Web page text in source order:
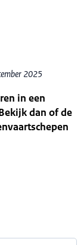
2025
in een
dan of de